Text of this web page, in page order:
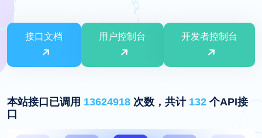
接口文档 用户控制台 开发者控制台
本站接口已调用 13624918 次数，共计 132 个API接
口